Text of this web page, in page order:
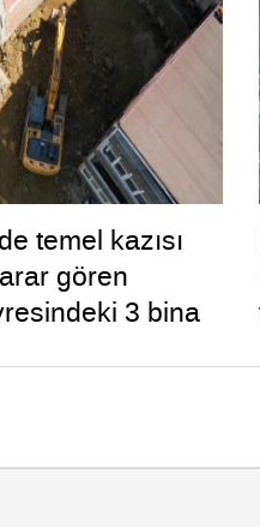
temel kazısı
gören
3 bina